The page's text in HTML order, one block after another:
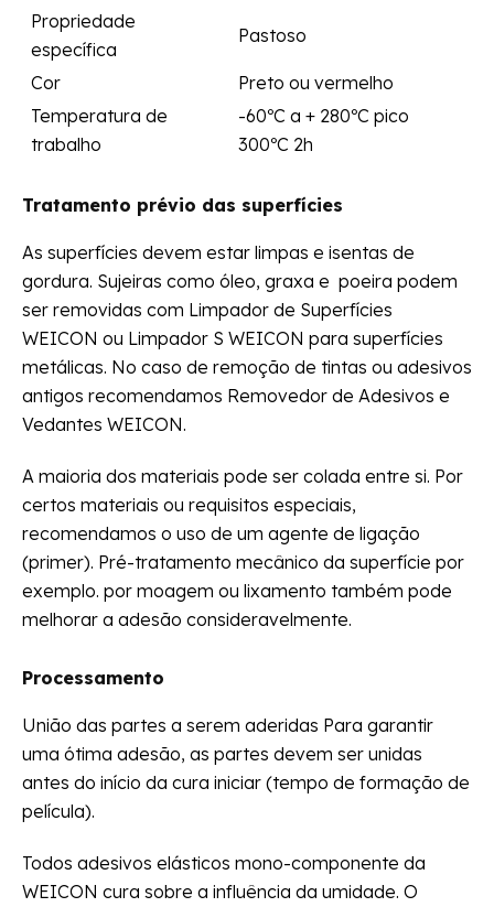
Propriedade
específica
Pastoso
Cor
Preto ou vermelho
Temperatura de
trabalho
-60ºC a + 280ºC pico
300ºC 2h
Tratamento prévio das superfícies
As superfícies devem estar limpas e isentas de
gordura. Sujeiras como óleo, graxa e poeira podem
ser removidas com Limpador de Superfícies
WEICON ou Limpador S WEICON para superfícies
metálicas. No caso de remoção de tintas ou adesivos
antigos recomendamos Removedor de Adesivos e
Vedantes WEICON.
A maioria dos materiais pode ser colada entre si. Por
certos materiais ou requisitos especiais,
recomendamos o uso de um agente de ligação
(primer). Pré-tratamento mecânico da superfície por
exemplo. por moagem ou lixamento também pode
melhorar a adesão consideravelmente.
Processamento
União das partes a serem aderidas Para garantir
uma ótima adesão, as partes devem ser unidas
antes do início da cura iniciar (tempo de formação de
película).
Todos adesivos elásticos mono-componente da
WEICON cura sobre a influência da umidade. O